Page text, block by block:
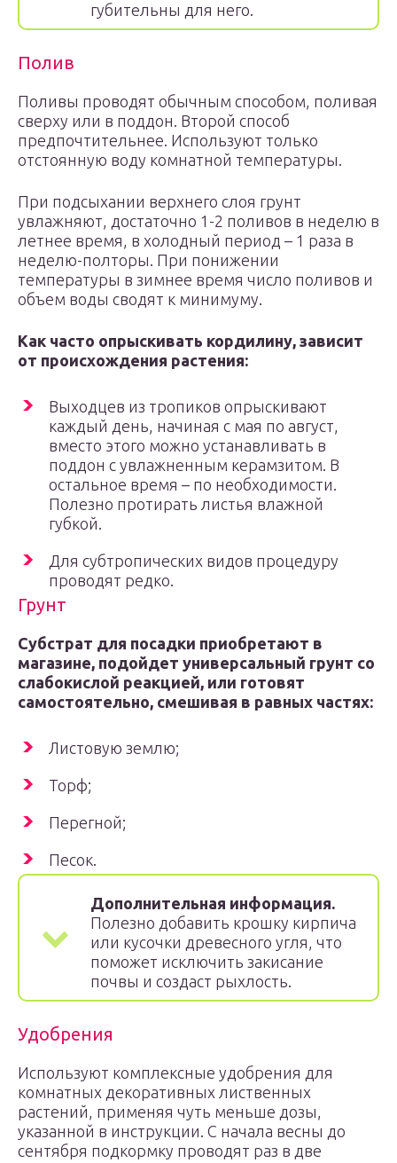
губительны для него.
Полив
Поливы проводят обычным способом, поливая
сверху или в поддон. Второй способ
предпочтительнее. Используют только
отстоянную воду комнатной температуры.
При подсыхании верхнего слоя грунт
увлажняют, достаточно 1-2 поливов в неделю в
летнее время, в холодный период – 1 раза в
неделю-полторы. При понижении
температуры в зимнее время число поливов и
объем воды сводят к минимуму.
Как часто опрыскивать кордилину, зависит
от происхождения растения:
Выходцев из тропиков опрыскивают
каждый день, начиная с мая по август,
вместо этого можно устанавливать в
поддон с увлажненным керамзитом. В
остальное время – по необходимости.
Полезно протирать листья влажной
губкой.
Для субтропических видов процедуру
проводят редко.
Грунт
Субстрат для посадки приобретают в
магазине, подойдет универсальный грунт со
слабокислой реакцией, или готовят
самостоятельно, смешивая в равных частях:
Листовую землю;
Торф;
Перегной;
Песок.
Дополнительная информация.
Полезно добавить крошку кирпича
или кусочки древесного угля, что
поможет исключить закисание
почвы и создаст рыхлость.
Удобрения
Используют комплексные удобрения для
комнатных декоративных лиственных
растений, применяя чуть меньше дозы,
указанной в инструкции. С начала весны до
сентября подкормку проводят раз в две